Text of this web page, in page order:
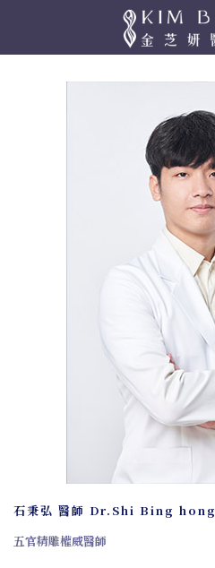
石秉弘 醫師 Dr.Shi Bing hong
五官精雕權威醫師